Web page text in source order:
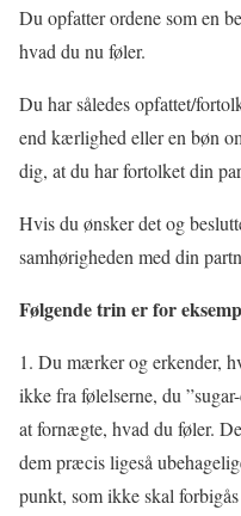
Du opfatter ordene som en
hvad du nu føler.
Du har således opfattet/
end kærlighed eller en bøn
dig, at du har fortolket din
Hvis du ønsker det og
samhørigheden med din
Følgende trin er for
1. Du mærker og erkender,
ikke fra følelserne, du
at fornægte, hvad du føler.
dem præcis ligeså
punkt, som ikke skal